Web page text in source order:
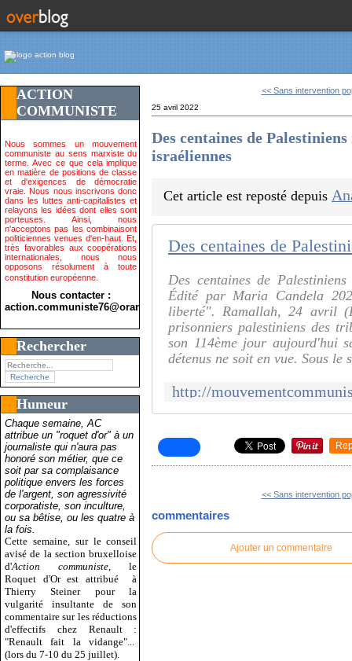
ACTION
COMMUNISTE
Nous sommes un mouvement
communiste au sens marxiste du
terme. Avec ce que cela implique
en matière de positions de classe
et d'exigences de démocratie
vraie. Nous nous inscrivons donc
dans les luttes anti-capitalistes et
relayons les idées dont elles sont
porteuses. Ainsi, nous
n'acceptons pas les combinaisont
politiciennes venues d'en-haut. Et,
très favorables aux coopérations
internationales, nous nous
opposons résolument à toute
constitution européenne.
Nous contacter :
action.communiste76@orange.fr>
Rechercher
Humeur
Chaque semaine, AC
attribue un "roquet d'or" à un
journaliste qui n'aura pas
honoré son métier, que ce
soit par sa complaisance
politique envers les forces
de l'argent, son agressivité
corporatiste, son inculture,
ou sa bêtise, ou les quatre à
la fois.
Cette semaine, sur le conseil
avisé de la section bruxelloise
d'Action communiste , le
Roquet d'Or est attribué
à
Thierry Steiner pour la
vulgarité insultante de son
commentaire sur les réductions
d'effectifs chez Renault :
"Renault fait la vidange"...
(lors du 7-10 du 25 juillet).
<< Sans intervention
25 avril 2022
Des centaines de
israéliennes
Cet article est reposté depuis
Des centaines de
Édité par Maria Candela
liberté". Ramallah, 24 avril
prisonniers palestiniens des
son 114ème jour aujourd'hui
détenus ne soit en vue. Sous le
<< Sans intervention
commentaires
Ajouter un commentaire